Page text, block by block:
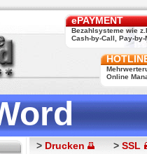
ePAYMENT
Bezahlsysteme wie
Cash-by-Call, Pay-by-
Online
> Drucken > SSL